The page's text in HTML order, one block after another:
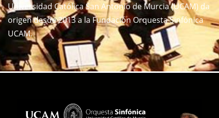
Universidad Católica San Antonio de Murcia (UCAM) da
origen desde 2013 a la Fundación Orquesta Sinfónica
UCAM.